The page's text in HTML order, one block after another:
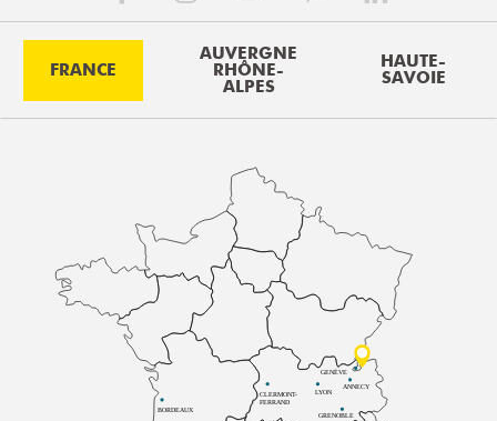
FRANCE
AUVERGNE
RHÔNE-
ALPES
HAUTE-
SAVOIE
BORDEAUX
CLERMONT-
FERRAND
LYON
ANNECY
GRENOBLE
GENÈVE